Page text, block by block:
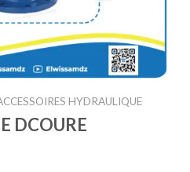
HYDRAULIQUE
DCOURE